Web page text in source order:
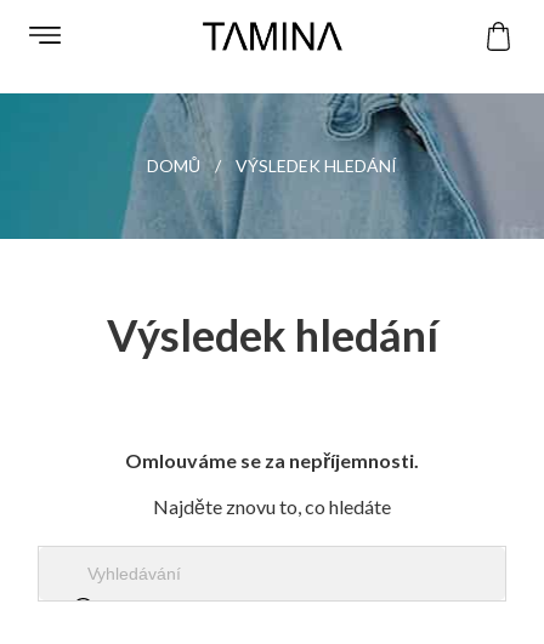
DOMŮ VÝSLEDEK HLEDÁNÍ
Výsledek hledání
Omlouváme se za nepříjemnosti.
Najděte znovu to, co hledáte